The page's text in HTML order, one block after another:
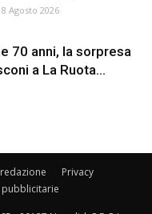
8 Agosto 2026
70 anni, la sorpresa
a La Ruota...
Privacy
pubblicitarie